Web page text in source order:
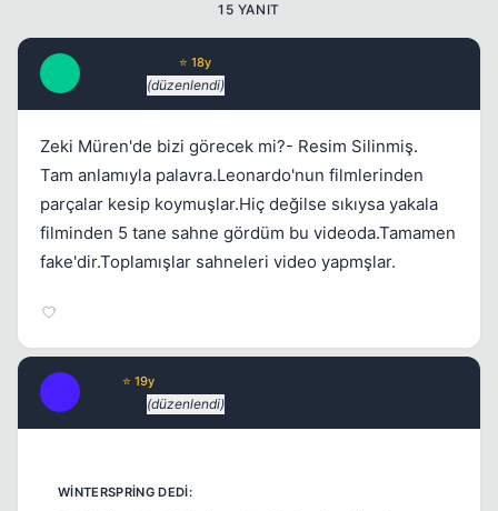
15 YANIT
⭐ 18y
(düzenlendi)
Zeki Müren'de bizi görecek mi?- Resim Silinmiş.
Tam anlamıyla palavra.Leonardo'nun filmlerinden
parçalar kesip koymuşlar.Hiç değilse sıkıysa yakala
filminden 5 tane sahne gördüm bu videoda.Tamamen
fake'dir.Toplamışlar sahneleri video yapmşlar.
⭐ 19y
(düzenlendi)